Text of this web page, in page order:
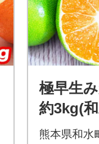
極早生
約3kg(
熊本県和水